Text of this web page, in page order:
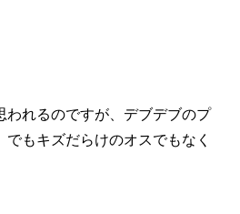
われるのですが、デブデブのプ
でもキズだらけのオスでもなく